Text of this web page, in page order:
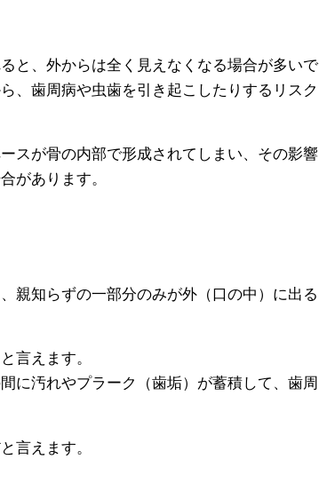
と、外からは全く見えなくなる場合が多いで
、歯周病や虫歯を引き起こしたりするリスク
スが骨の内部で形成されてしまい、その影響
があります。
親知らずの一部分のみが外（口の中）に出る
言えます。
に汚れやプラーク（歯垢）が蓄積して、歯周
言えます。